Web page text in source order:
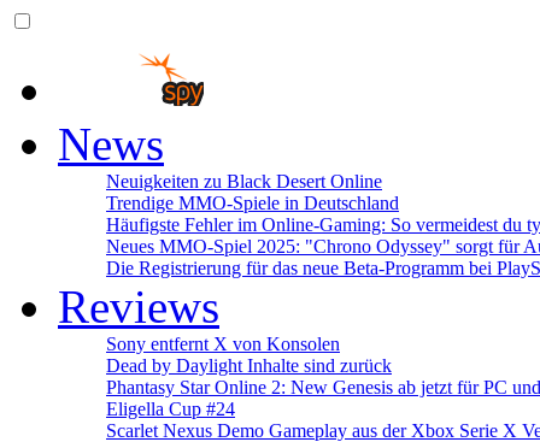
News
Neuigkeiten zu Black Desert Online
Trendige MMO-Spiele in Deutschland
Häufigste Fehler im Online-Gaming: So vermeidest du
Neues MMO-Spiel 2025: "Chrono Odyssey" sorgt für
Die Registrierung für das neue Beta-Programm bei
Reviews
Sony entfernt X von Konsolen
Dead by Daylight Inhalte sind zurück
Phantasy Star Online 2: New Genesis ab jetzt für PC
Eligella Cup #24
Scarlet Nexus Demo Gameplay aus der Xbox Serie X